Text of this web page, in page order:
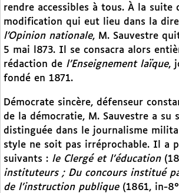
rendre accessibles à tous. À la suite
modification qui eut lieu dans la
l’Opinion nationale, M. Sauvestre
5 mai l873. Il se consacra alors
rédaction de l’Enseignement laïque,
fondé en 1871.
Démocrate sincère, défenseur
de la démocratie, M. Sauvestre a su
distinguée dans le journalisme
style ne soit pas irréprochable. Il a
suivants : le Clergé et l’éducation
instituteurs ; Du concours institué
de l’instruction publique(1861, in-